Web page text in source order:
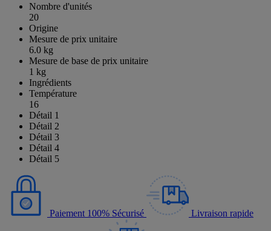
Nombre d'unités
20
Origine
Mesure de prix unitaire
6.0 kg
Mesure de base de prix unitaire
1 kg
Ingrédients
Température
16
Détail 1
Détail 2
Détail 3
Détail 4
Détail 5
Paiement 100% Sécurisé Livraison rapide